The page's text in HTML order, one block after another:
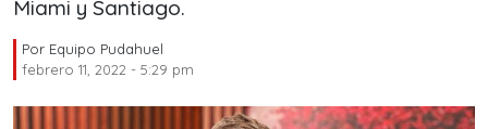
Miami y Santiago.
Por Equipo Pudahuel
febrero 11, 2022 - 5:29 pm